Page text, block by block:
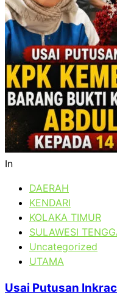
In
DAERAH
KENDARI
KOLAKA TIMUR
SULAWESI
Uncategorized
UTAMA
Usai Putusan